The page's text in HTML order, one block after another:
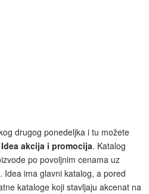
drugog ponedeljka i tu možete
akcija i promocija. Katalog
po povoljnim cenama uz
ima glavni katalog, a pored
kataloge koji stavljaju akcenat na